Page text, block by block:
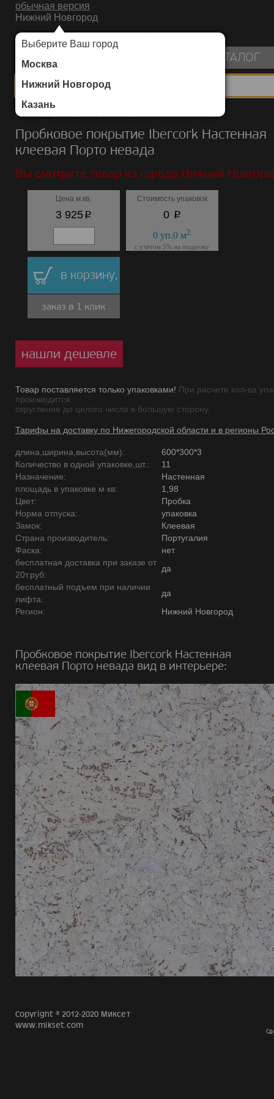
обычная версия
Нижний Новгород
Выберите Ваш город
Москва
Нижний Новгород
Казань
ИНТЕРНЕТ-МАГАЗИН НАПОЛЬНЫХ ПОКРЫТИЙ
КАТАЛОГ
Каталог/Пробковое покрытие/Ibercork/Настенная клеевая
Пробковое покрытие Ibercork Настенная
клеевая Порто невада
Вы смотрите товар из города Нижний
Цена м.кв.
3 925p
Стоимость упаковок
0 p
0 уп.0 м2
с учётом 5% на подрезку
в корзину,
заказ в 1 клик
нашли дешевле
Товар поставляется только упаковками! При расчете кол-ва
производится
округление до целого числа в большую сторону.
Тарифы на доставку по Нижегородской области и в регионы
длина,ширина,высота(мм):
600*300*3
Количество в одной упаковке,шт.:
11
Назначение:
Настенная
площадь в упаковке м кв:
1,98
Цвет:
Пробка
Норма отпуска:
упаковка
Замок:
Клеевая
Страна производитель:
Португалия
Фаска:
нет
бесплатная доставка при заказе от
20т.руб:
да
бесплатный подъем при наличии
лифта:
да
Регион:
Нижний Новгород
Пробковое покрытие Ibercork Настенная
клеевая Порто невада вид в интерьере:
Copyright © 2012-2020 Миксет
www.mikset.com